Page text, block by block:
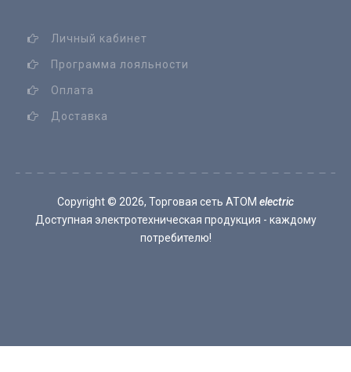
Личный кабинет
Программа лояльности
Оплата
Доставка
Copyright © 2026, Торговая сеть ATOM electric
Доступная электротехническая продукция - каждому
потребителю!